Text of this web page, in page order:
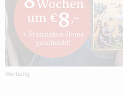
Werbung